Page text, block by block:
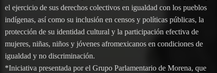
el ejercicio de sus derechos colectivos en igualdad con los pueblos
indígenas, así como su inclusión en censos y políticas públicas, la
protección de su identidad cultural y la participación efectiva de
mujeres, niñas, niños y jóvenes afromexicanos en condiciones de
igualdad y no discriminación.
*Iniciativa presentada por el Grupo Parlamentario de Morena, que